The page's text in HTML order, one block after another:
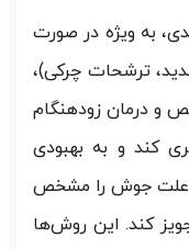
به ویژه در صورت
ترشحات چرکی)،
و درمان زودهنگام
کند و به بهبودی
علت جوش را مشخص
کند. این روش‌ها